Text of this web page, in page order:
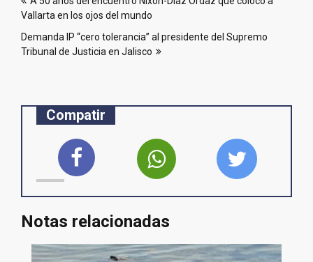
de
entradas
Vallarta en los ojos del mundo
Demanda IP “cero tolerancia” al presidente del Supremo
Tribunal de Justicia en Jalisco
Compatir
Notas relacionadas